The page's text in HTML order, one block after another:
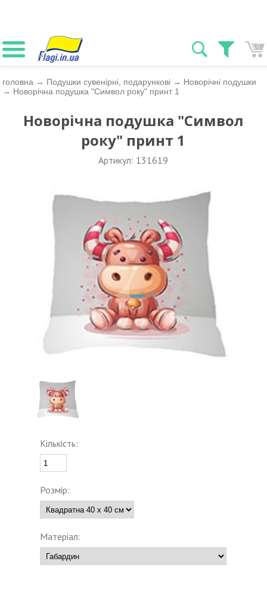
0
головна → Подушки сувенірні, подарункові → Новорічні подушки
→ Новорічна подушка "Символ року" принт 1
Новорічна подушка "Символ
року" принт 1
Артикул: 131619
Кількість:
Розмір:
Матеріал: